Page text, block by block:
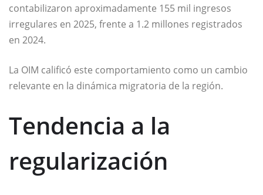
contabilizaron aproximadamente 155 mil ingresos
irregulares en 2025, frente a 1.2 millones registrados
en 2024.
La OIM calificó este comportamiento como un cambio
relevante en la dinámica migratoria de la región.
Tendencia a la
regularización